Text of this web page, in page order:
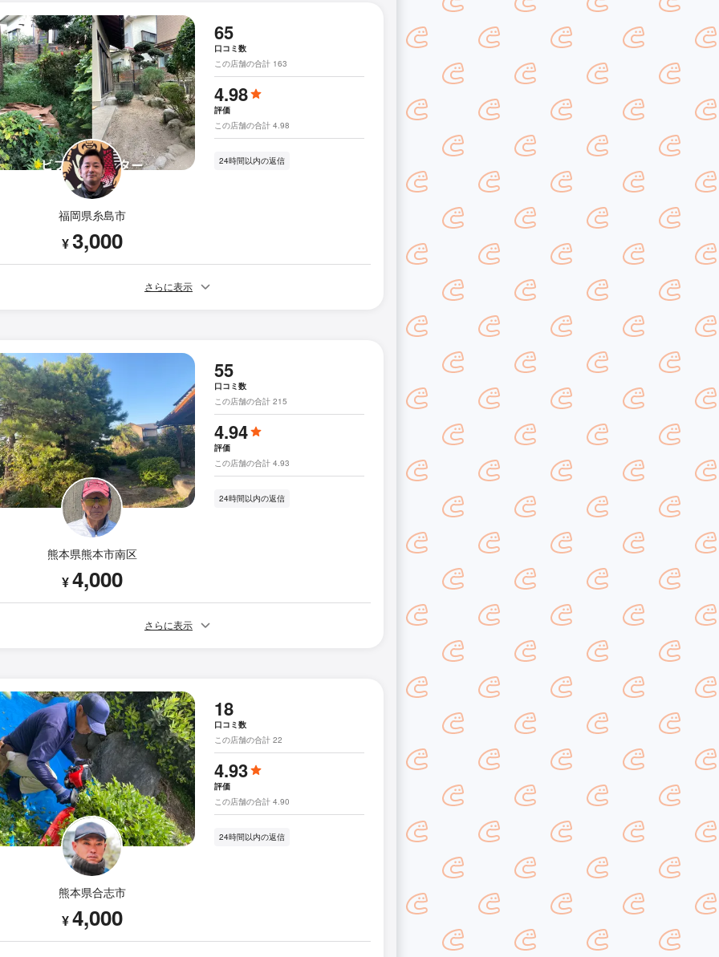
福岡県糸島市
¥3,000
65
口コミ数
この店舗の合計 163
4.98
評価
この店舗の合計 4.98
24時間以内の返信
さらに表示
熊本県熊本市南区
¥4,000
55
口コミ数
この店舗の合計 215
4.94
評価
この店舗の合計 4.93
24時間以内の返信
さらに表示
熊本県合志市
¥4,000
18
口コミ数
この店舗の合計 22
4.93
評価
この店舗の合計 4.90
24時間以内の返信